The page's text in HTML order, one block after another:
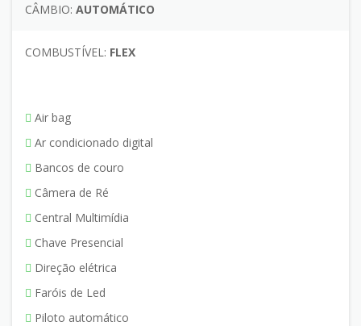
CÂMBIO: AUTOMÁTICO
COMBUSTÍVEL: FLEX
Air bag
Ar condicionado digital
Bancos de couro
Câmera de Ré
Central Multimídia
Chave Presencial
Direção elétrica
Faróis de Led
Piloto automático